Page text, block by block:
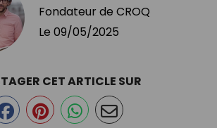
Fondateur de CROQ
Le 09/05/2025
CET ARTICLE SUR